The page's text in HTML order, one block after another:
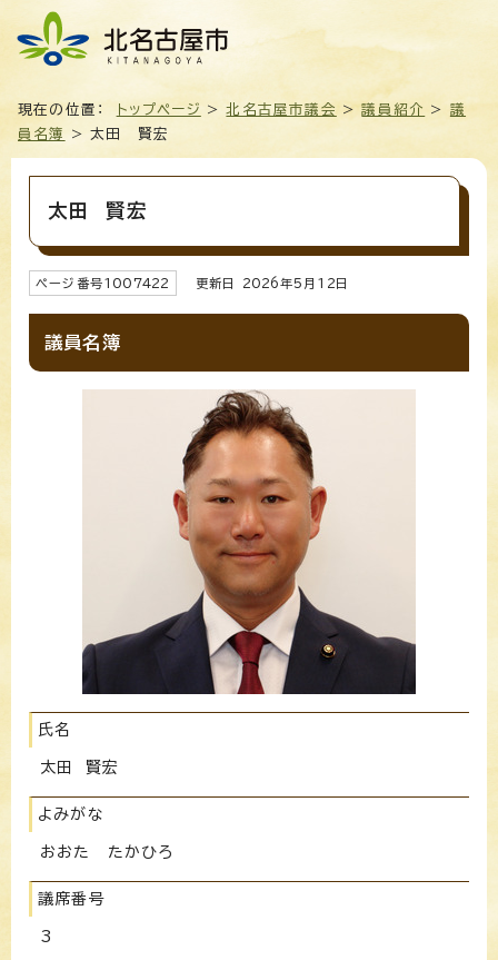
現在の位置： トップページ >北名古屋市議会 >議員紹介 > 議
員名簿
> 太田 賢宏
太田 賢宏
ページ番号1007422 更新日 2026年5月 12 日
議員名簿
氏名
太田 賢宏
よみがな
おおた たかひろ
議席番号
3